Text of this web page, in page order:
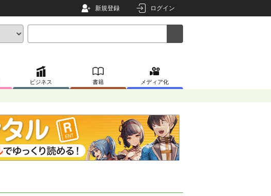
新規登録 ログイン
ビジネス 書籍 メディア化